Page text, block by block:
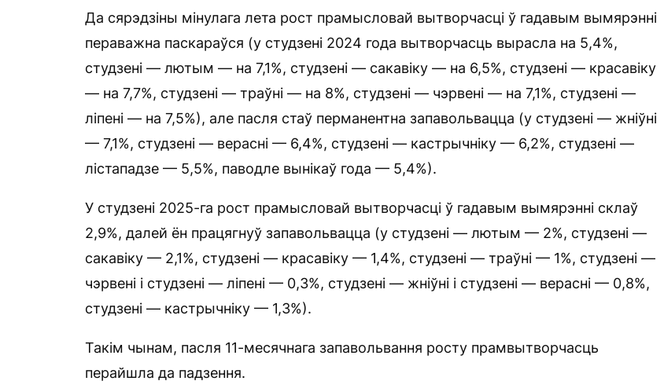
Да сярэдзіны мінулага лета рост прамысловай вытворчасці ў гадавым вымярэнні
пераважна паскараўся (у студзені 2024 года вытворчасць вырасла на 5,4%,
студзені — лютым — на 7,1%, студзені — сакавіку — на 6,5%, студзені — красавіку
— на 7,7%, студзені — траўні — на 8%, студзені — чэрвені — на 7,1%, студзені —
ліпені — на 7,5%), але пасля стаў перманентна запавольвацца (у студзені — жніўні
— 7,1%, студзені — верасні — 6,4%, студзені — кастрычніку — 6,2%, студзені —
лістападзе — 5,5%, паводле вынікаў года — 5,4%).
У студзені 2025-га рост прамысловай вытворчасці ў гадавым вымярэнні склаў
2,9%, далей ён працягнуў запавольвацца (у студзені — лютым — 2%, студзені —
сакавіку — 2,1%, студзені — красавіку — 1,4%, студзені — траўні — 1%, студзені —
чэрвені і студзені — ліпені — 0,3%, студзені — жніўні і студзені — верасні — 0,8%,
студзені — кастрычніку — 1,3%).
Такім чынам, пасля 11-месячнага запавольвання росту прамвытворчасць
перайшла да падзення.